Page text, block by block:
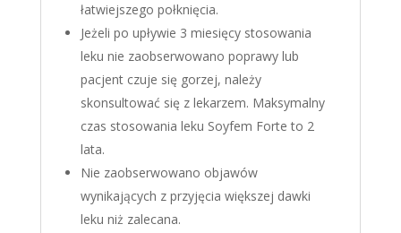
łatwiejszego połknięcia.
Jeżeli po upływie 3 miesięcy stosowania
leku nie zaobserwowano poprawy lub
pacjent czuje się gorzej, należy
skonsultować się z lekarzem. Maksymalny
czas stosowania leku Soyfem Forte to 2
lata.
Nie zaobserwowano objawów
wynikających z przyjęcia większej dawki
leku niż zalecana.